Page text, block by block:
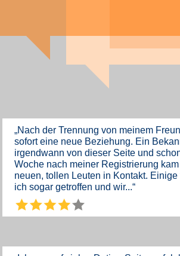
„Nach der Trennung von meinem
sofort eine neue Beziehung. Ein
irgendwann von dieser Seite und
Woche nach meiner Registrierung
neuen, tollen Leuten in Kontakt.
ich sogar getroffen und wir...“